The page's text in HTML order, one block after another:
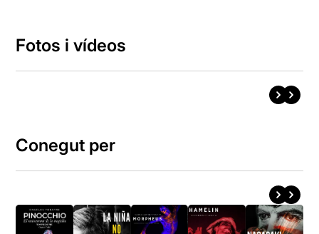
Fotos i vídeos
Conegut per